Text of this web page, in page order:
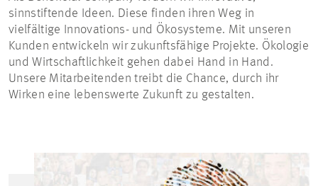
sinnstiftende Ideen. Diese finden ihren Weg in
vielfältige Innovations- und Ökosysteme. Mit unseren
Kunden entwickeln wir zukunftsfähige Projekte. Ökologie
und Wirtschaftlichkeit gehen dabei Hand in Hand.
Unsere Mitarbeitenden treibt die Chance, durch ihr
Wirken eine lebenswerte Zukunft zu gestalten.